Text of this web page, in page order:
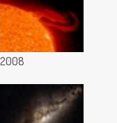
2008